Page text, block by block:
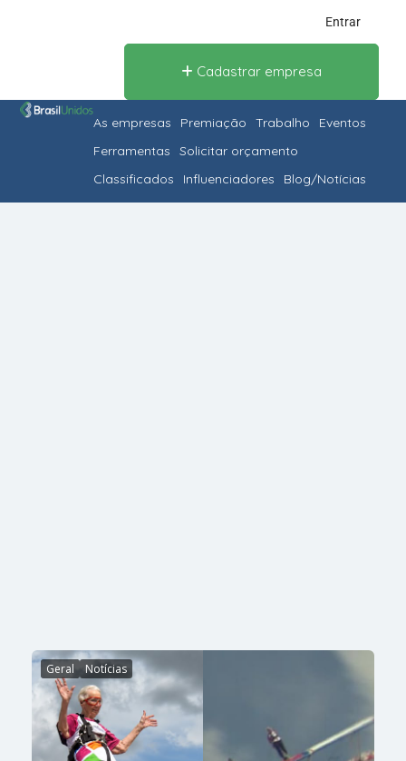
Entrar
Cadastrar empresa
As empresas Premiação Trabalho
Eventos
Ferramentas
Solicitar orçamento
Classificados
Influenciadores Blog/Notícias
Geral Notícias